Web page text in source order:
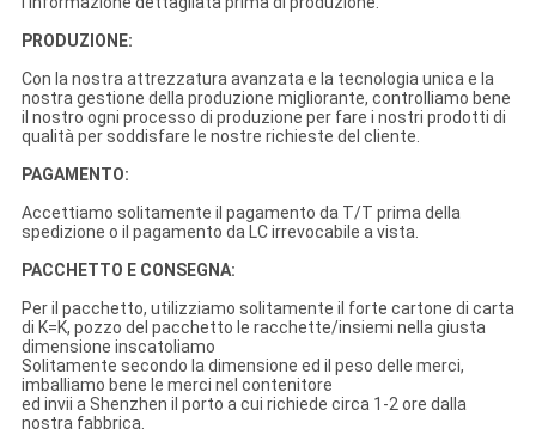
PRODUZIONE:
Con la nostra attrezzatura avanzata e la tecnologia unica e la
nostra gestione della produzione migliorante, controlliamo bene
il nostro ogni processo di produzione per fare i nostri prodotti di
qualità per soddisfare le nostre richieste del cliente.
PAGAMENTO:
Accettiamo solitamente il pagamento da T/T prima della
spedizione o il pagamento da LC irrevocabile a vista.
PACCHETTO E CONSEGNA:
Per il pacchetto, utilizziamo solitamente il forte cartone di carta
di K=K, pozzo del pacchetto le racchette/insiemi nella giusta
dimensione inscatoliamo
Solitamente secondo la dimensione ed il peso delle merci,
imballiamo bene le merci nel contenitore
ed invii a Shenzhen il porto a cui richiede circa 1-2 ore dalla
nostra fabbrica.